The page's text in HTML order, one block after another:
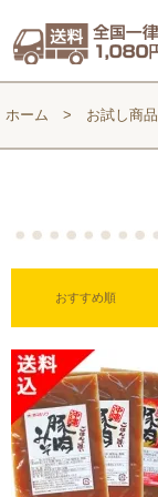
ホーム お試し商品
おすすめ順